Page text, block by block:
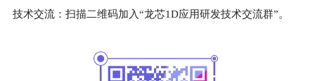
技术交流：扫描二维码加入“龙芯1D应用研发技术交流群”。